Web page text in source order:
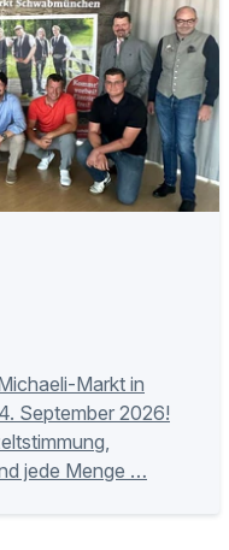
Markt in
September 2026!
jede Menge …